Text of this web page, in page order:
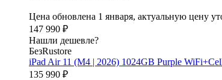
Цена обновлена 1 января, актуальную цену
147 990 ₽
Нашли дешевле?
БезRustore
iPad Air 11 (M4 | 2026) 1024GB Purple
135 990 ₽